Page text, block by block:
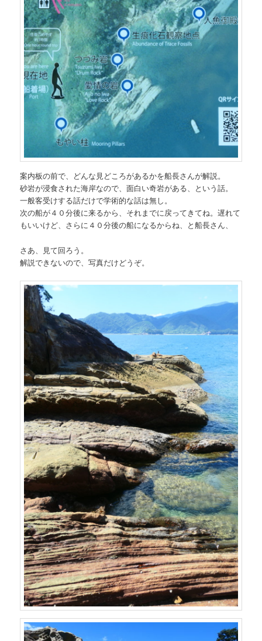
案内板の前で、どんな見どころがあるかを船長さんが解説。
砂岩が浸食された海岸なので、面白い奇岩がある、という話。
一般客受けする話だけで学術的な話は無し。
次の船が４０分後に来るから、それまでに戻ってきてね。遅れて
もいいけど、さらに４０分後の船になるからね、と船長さん、
さあ、見て回ろう。
解説できないので、写真だけどうぞ。